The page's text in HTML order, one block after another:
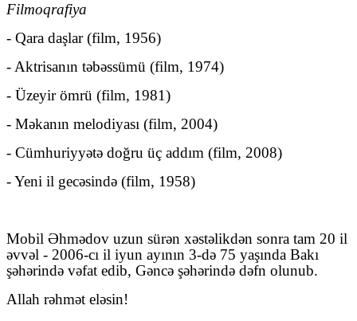
Filmoqrafiya
- Qara daşlar (film, 1956)
- Aktrisanın təbəssümü (film, 1974)
- Üzeyir ömrü (film, 1981)
- Məkanın melodiyası (film, 2004)
- Cümhuriyyətə doğru üç addım (film, 2008)
- Yeni il gecəsində (film, 1958)
Mobil Əhmədov uzun sürən xəstəlikdən sonra tam 20 il
əvvəl - 2006-cı il iyun ayının 3-də 75 yaşında Bakı
şəhərində vəfat edib, Gəncə şəhərində dəfn olunub.
Allah rəhmət eləsin!